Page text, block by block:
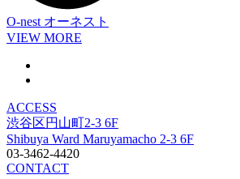
O-nest オーネスト
VIEW MORE
ACCESS
渋谷区円山町2-3 6F
Shibuya Ward Maruyamacho 2-3 6F
03-3462-4420
CONTACT